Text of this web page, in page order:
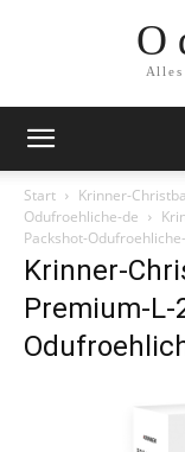
O
Start
Krinner-
Odufroehliche-de
Packshot-
Krinner-
Premium-L-